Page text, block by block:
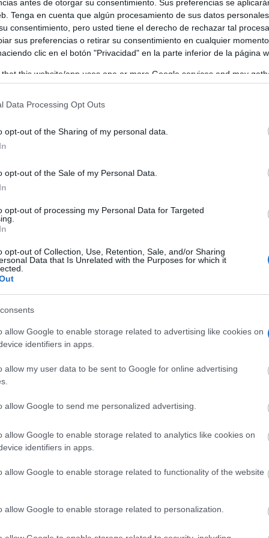
antes de otorgar su consentimiento. Sus preferencias se
Tenga en cuenta que algún procesamiento de sus datos
consentimiento, pero usted tiene el derecho de rechazar tal
sus preferencias o retirar su consentimiento en cualquier
clic en el botón "Privacidad" en la parte inferior de la página
that this website/app uses one or more Google services and may
but not limited to your visit or usage behaviour. You may
consent section.
Data Processing Opt Outs
opt-out of the Sharing of my personal data.
opt-out of the Sale of my Personal Data.
opt-out of processing my Personal Data for Targeted
opt-out of Collection, Use, Retention, Sale, and/or Sharing
Data that Is Unrelated with the Purposes for which it
allow Google to enable storage related to advertising like cookies on
identifiers in apps.
allow my user data to be sent to Google for online advertising
allow Google to send me personalized advertising.
allow Google to enable storage related to analytics like cookies on
identifiers in apps.
allow Google to enable storage related to functionality of the website
allow Google to enable storage related to personalization.
impulsado por la Diputación, a través del área de
de Abenójar y visitantes llegados desde distintos
intergeneracional y popular de este ciclo veraniego.